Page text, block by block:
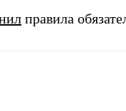
правила